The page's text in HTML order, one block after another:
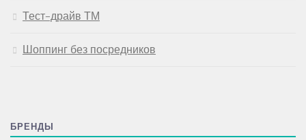
Тест-драйв ТМ
Шоппинг без посредников
БРЕНДЫ